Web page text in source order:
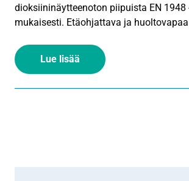
dioksiininäytteenoton piipuista EN 1948
mukaisesti. Etäohjattava ja
Lue lisää